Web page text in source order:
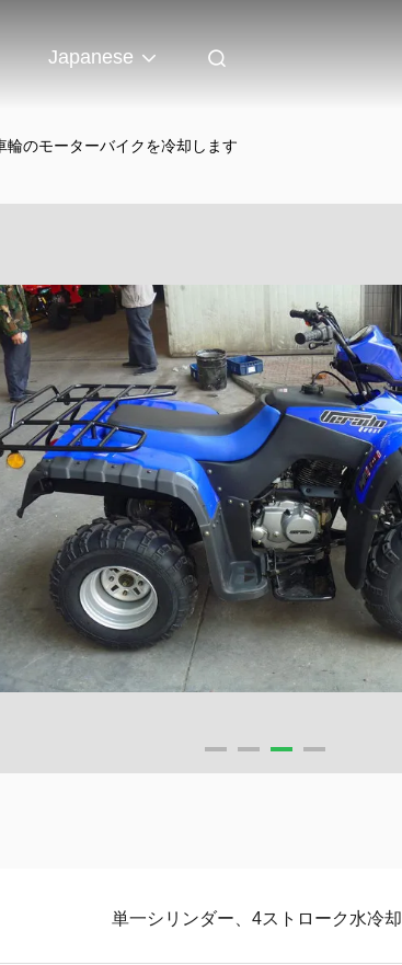
Japanese
のモーターバイクを冷却します
単一シリンダー、4ストローク水冷却